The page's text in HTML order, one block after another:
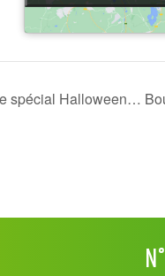
spécial Halloween…